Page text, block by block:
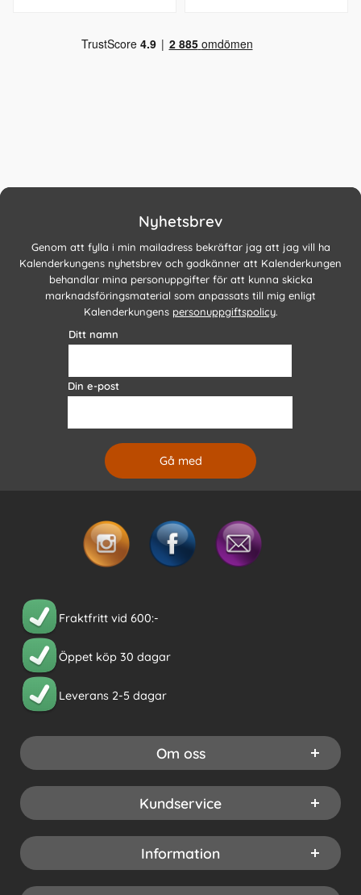
Nyhetsbrev
Genom att fylla i min mailadress bekräftar jag att jag vill ha
Kalenderkungens nyhetsbrev och godkänner att Kalenderkungen
behandlar mina personuppgifter för att kunna skicka
marknadsföringsmaterial som anpassats till mig enligt
Kalenderkungens personuppgiftspolicy.
Ditt namn
Din e-post
Fraktfritt vid 600:-
Öppet köp 30 dagar
Leverans 2-5 dagar
Om oss
Kundservice
Information